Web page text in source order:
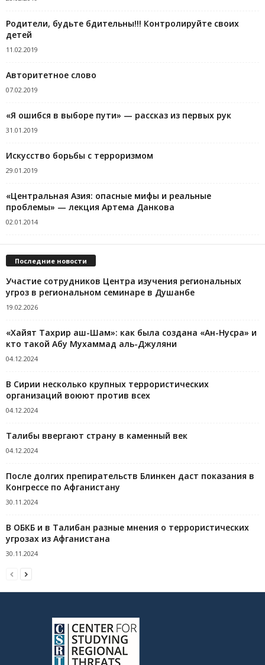
Родители, будьте бдительны!!! Контролируйте своих
детей
11.02.2019
Авторитетное слово
07.02.2019
«Я ошибся в выборе пути» — рассказ из первых рук
31.01.2019
Искусство борьбы с терроризмом
29.01.2019
«Центральная Азия: опасные мифы и реальные
проблемы» — лекция Артема Данкова
02.01.2014
Последние новости
Участие сотрудников Центра изучения региональных
угроз в региональном семинаре в Душанбе
19.02.2026
«Хайят Тахрир аш-Шам»: как была создана «Ан-Нусра» и
кто такой Абу Мухаммад аль-Джуляни
04.12.2024
В Сирии несколько крупных террористических
организаций воюют против всех
04.12.2024
Талибы ввергают страну в каменный век
04.12.2024
После долгих препирательств Блинкен даст показания в
Конгрессе по Афганистану
30.11.2024
В ОБКБ и в Талибан разные мнения о террористических
угрозах из Афганистана
30.11.2024